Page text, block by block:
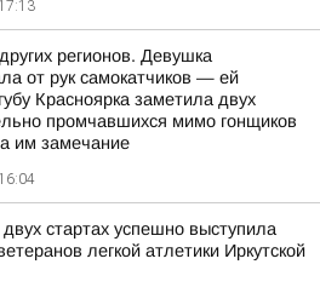
регионов. Девушка
от рук самокатчиков — ей
Красноярка заметила двух
промчавшихся мимо гонщиков
им замечание
стартах успешно выступила
легкой атлетики Иркутской